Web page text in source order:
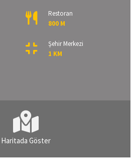
Restoran
800 M
Şehir Merkezi
1 KM
Haritada Göster